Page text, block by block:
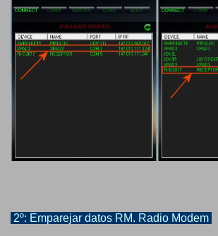
2º: Emparejar datos RM. Radio Modem